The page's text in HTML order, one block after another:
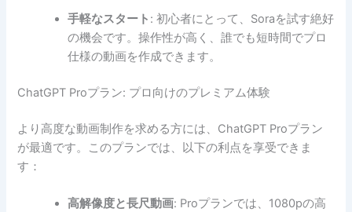
手軽なスタート : 初心者にとって、Soraを試す絶好
の機会です。操作性が高く、誰でも短時間でプロ
仕様の動画を作成できます。
ChatGPT Proプラン: プロ向けのプレミアム体験
より高度な動画制作を求める方には、ChatGPT Proプラン
が最適です。このプランでは、以下の利点を享受できま
す：
高解像度と長尺動画: Proプランでは、1080pの高